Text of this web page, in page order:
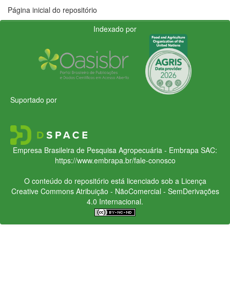
Página inicial do repositório
Indexado por
Suportado por
Empresa Brasileira de Pesquisa Agropecuária - Embrapa SAC:
https://www.embrapa.br/fale-conosco
O conteúdo do repositório está licenciado sob a Licença
Creative CommonsAtribuição - NãoComercial - SemDerivações
4.0 Internacional.